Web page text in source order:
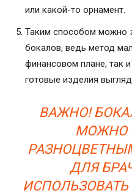
или какой-то орнамент.
Таким способом можно
бокалов, ведь метод
финансовом плане, так
готовые изделия
ВАЖНО!
МОЖНО
ДЛЯ